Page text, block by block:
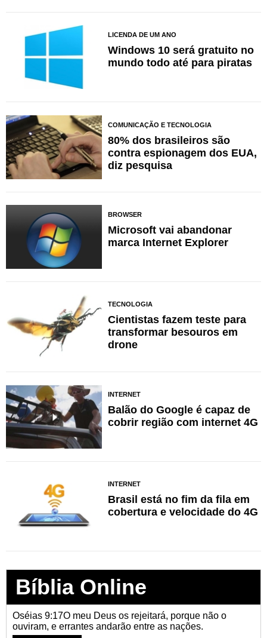
LICENDA DE UM ANO
Windows 10 será gratuito no
mundo todo até para piratas
COMUNICAÇÃO E TECNOLOGIA
80% dos brasileiros são
contra espionagem dos EUA,
diz pesquisa
BROWSER
Microsoft vai abandonar
marca Internet Explorer
TECNOLOGIA
Cientistas fazem teste para
transformar besouros em
drone
INTERNET
Balão do Google é capaz de
cobrir região com internet 4G
INTERNET
Brasil está no fim da fila em
cobertura e velocidade do 4G
Bíblia Online
Oséias 9:17O meu Deus os rejeitará, porque não o
ouviram, e errantes andarão entre as nações.